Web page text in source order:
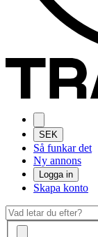
SEK
Så funkar det
Ny annons
Logga in
Skapa konto